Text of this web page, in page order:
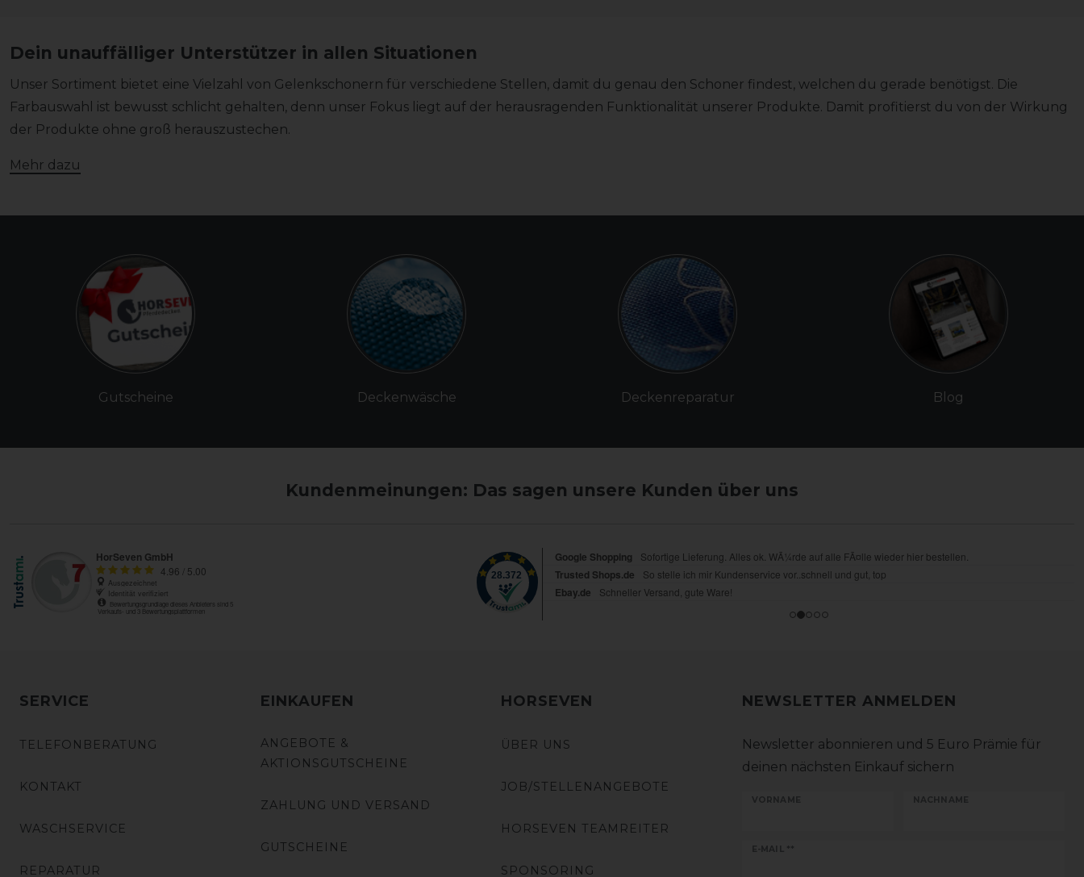
Dein unauffälliger Unterstützer in allen Situationen
Unser Sortiment bietet eine Vielzahl von Gelenkschonern für verschiedene Stellen, damit du genau den Schoner findest, welchen du gerade benötigst. Die
Farbauswahl ist bewusst schlicht gehalten, denn unser Fokus liegt auf der herausragenden Funktionalität unserer Produkte. Damit profitierst du von der Wirkung
der Produkte ohne groß herauszustechen.
Mehr dazu
Gutscheine Deckenwäsche Deckenreparatur Blog
Kundenmeinungen: Das sagen unsere Kunden über uns
SERVICE
TELEFONBERATUNG
KONTAKT
WASCHSERVICE
REPARATUR
EINKAUFEN
ANGEBOTE &
AKTIONSGUTSCHEINE
ZAHLUNG UND VERSAND
GUTSCHEINE
HORSEVEN
ÜBER UNS
JOB/STELLENANGEBOTE
HORSEVEN TEAMREITER
SPONSORING
NEWSLETTER ANMELDEN
Newsletter abonnieren und 5 Euro Prämie für
deinen nächsten Einkauf sichern
VORNAME NACHNAME
E-MAIL **
Newsletter